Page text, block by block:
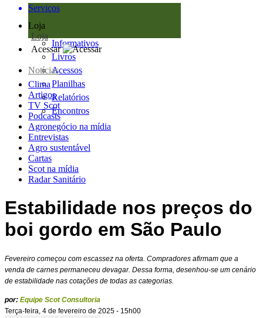
Serviços
Loja
Loja
Informativos
Livros
Acessos
Planilhas
Relatórios
Encontros
Acessar
Notícias
Clima
Artigos
TV Scot
Podcasts
Agronegócio na mídia
Entrevistas
Agro sustentável
Cartas
Scot na mídia
Radar Sanitário
Estabilidade nos preços do
boi gordo em São Paulo
Fevereiro começou com escassez na oferta. Compradores afirmam que a
venda de carnes permaneceu devagar. Dessa forma, desenhou-se um cenário
de estabilidade nas cotações de todas as categorias.
por: Equipe Scot Consultoria
Terça-feira, 4 de fevereiro de 2025 - 15h00